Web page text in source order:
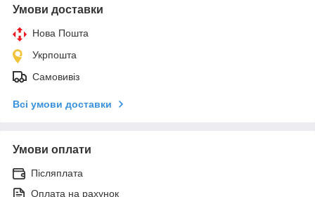
Умови доставки
Нова Пошта
Укрпошта
Самовивіз
Всі умови доставки
Умови оплати
Післяплата
Оплата на рахунок